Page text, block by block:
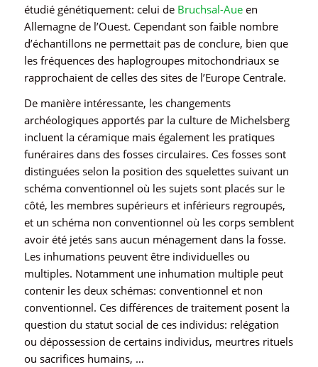
étudié génétiquement: celui de Bruchsal-Aueen
Allemagne de l’Ouest. Cependant son faible nombre
d’échantillons ne permettait pas de conclure, bien que
les fréquences des haplogroupesmitochondriaux se
rapprochaient de celles des sites de l’Europe Centrale.
De manière intéressante, les changements
archéologiques apportés par la culture de Michelsberg
incluent la céramique mais également les pratiques
funéraires dans des fosses circulaires. Ces fosses sont
distinguées selon la position des squelettes suivant un
schéma conventionnel où les sujets sont placés sur le
côté, les membres supérieurs et inférieurs regroupés,
et un schéma non conventionnel où les corps semblent
avoir été jetés sans aucun ménagement dans la fosse.
Les inhumations peuvent être individuelles ou
multiples. Notamment une inhumation multiple peut
contenir les deux schémas: conventionnel et non
conventionnel. Ces différences de traitement posent la
question du statut social de ces individus: relégation
ou dépossession de certains individus, meurtres rituels
ou sacrifices humains, …